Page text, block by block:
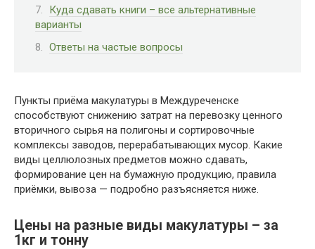
Куда сдавать книги – все альтернативные
варианты
Ответы на частые вопросы
Пункты приёма макулатуры в Междуреченске
способствуют снижению затрат на перевозку ценного
вторичного сырья на полигоны и сортировочные
комплексы заводов, перерабатывающих мусор. Какие
виды целлюлозных предметов можно сдавать,
формирование цен на бумажную продукцию, правила
приёмки, вывоза — подробно разъясняется ниже.
Цены на разные виды макулатуры – за
1кг и тонну